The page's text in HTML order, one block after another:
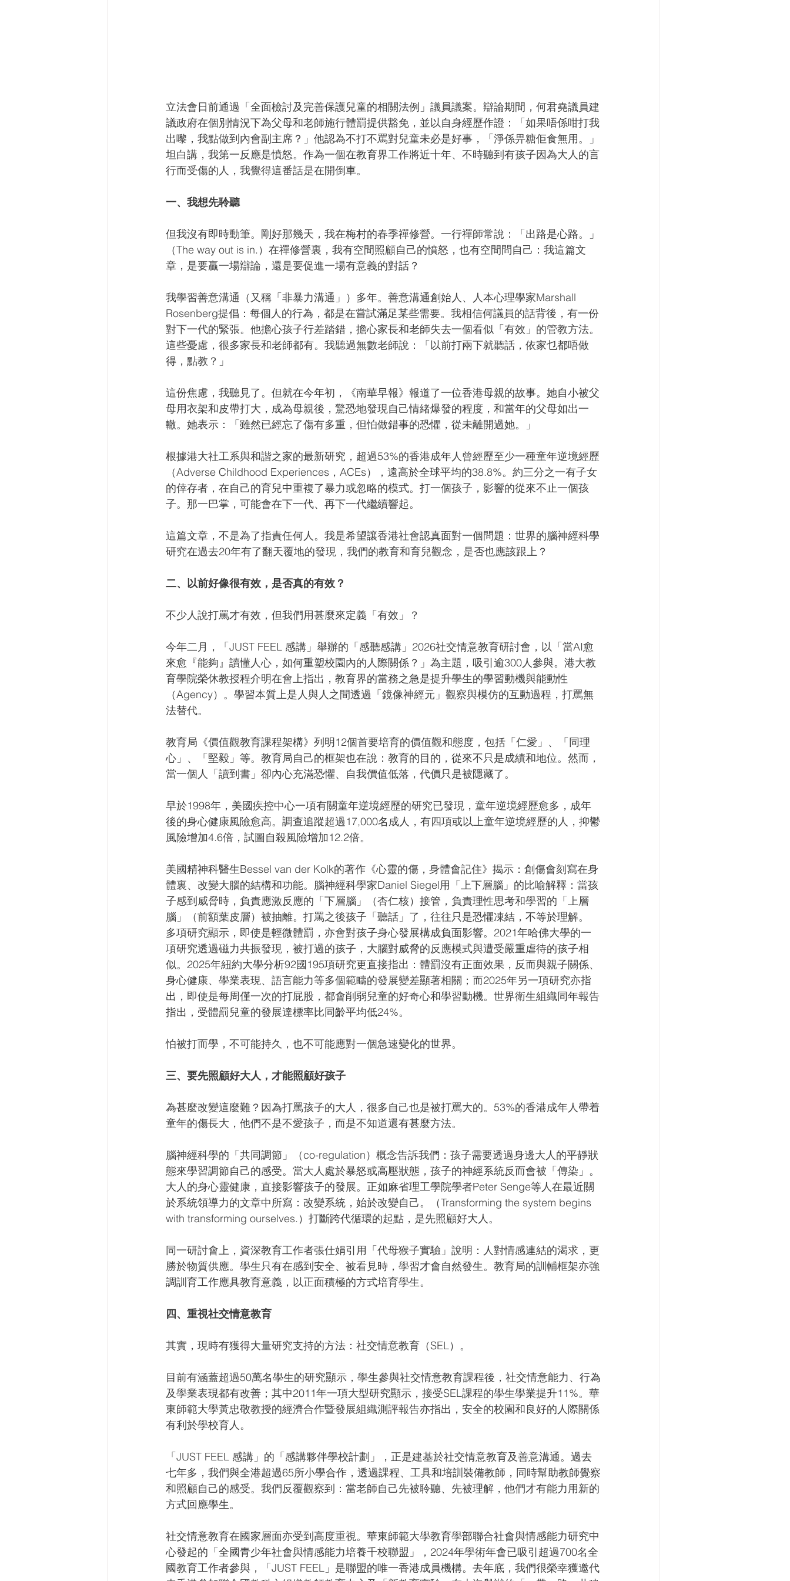
立法會日前通過「全面檢討及完善保護兒童的相關法例」議員議案。辯論期間，何君堯議員建
議政府在個別情況下為父母和老師施行體罰提供豁免，並以自身經歷作證：「如果唔係咁打我
出嚟，我點做到內會副主席？」他認為不打不罵對兒童未必是好事，「淨係畀糖佢食無用。」
坦白講，我第一反應是憤怒。作為一個在教育界工作將近十年、不時聽到有孩子因為大人的言
行而受傷的人，我覺得這番話是在開倒車。
一、我想先聆聽
但我沒有即時動筆。剛好那幾天，我在梅村的春季禪修營。一行禪師常說：「出路是心路。」
（The way out is in.）在禪修營裏，我有空間照顧自己的憤怒，也有空間問自己：我這篇文
章，是要贏一場辯論，還是要促進一場有意義的對話？
我學習善意溝通（又稱「非暴力溝通」）多年。善意溝通創始人、人本心理學家Marshall
Rosenberg提倡：每個人的行為，都是在嘗試滿足某些需要。我相信何議員的話背後，有一份
對下一代的緊張。他擔心孩子行差踏錯，擔心家長和老師失去一個看似「有效」的管教方法。
這些憂慮，很多家長和老師都有。我聽過無數老師說：「以前打兩下就聽話，依家乜都唔做
得，點教？」
這份焦慮，我聽見了。但就在今年初，《南華早報》報道了一位香港母親的故事。她自小被父
母用衣架和皮帶打大，成為母親後，驚恐地發現自己情緒爆發的程度，和當年的父母如出一
轍。她表示：「雖然已經忘了傷有多重，但怕做錯事的恐懼，從未離開過她。」
根據港大社工系與和諧之家的最新研究，超過53%的香港成年人曾經歷至少一種童年逆境經歷
（Adverse Childhood Experiences，ACEs），遠高於全球平均的38.8%。約三分之一有子女
的倖存者，在自己的育兒中重複了暴力或忽略的模式。打一個孩子，影響的從來不止一個孩
子。那一巴掌，可能會在下一代、再下一代繼續響起。
這篇文章，不是為了指責任何人。我是希望讓香港社會認真面對一個問題：世界的腦神經科學
研究在過去20年有了翻天覆地的發現，我們的教育和育兒觀念，是否也應該跟上？
二、以前好像很有效，是否真的有效？
不少人說打罵才有效，但我們用甚麼來定義「有效」？
今年二月，「JUST FEEL 感講」舉辦的「感聽感講」2026社交情意教育研討會，以「當AI愈
來愈『能夠』讀懂人心，如何重塑校園內的人際關係？」為主題，吸引逾300人參與。港大教
育學院榮休教授程介明在會上指出，教育界的當務之急是提升學生的學習動機與能動性
（Agency）。學習本質上是人與人之間透過「鏡像神經元」觀察與模仿的互動過程，打罵無
法替代。
教育局《價值觀教育課程架構》列明12個首要培育的價值觀和態度，包括「仁愛」、「同理
心」、「堅毅」等。教育局自己的框架也在說：教育的目的，從來不只是成績和地位。然而，
當一個人「讀到書」卻內心充滿恐懼、自我價值低落，代價只是被隱藏了。
早於1998年，美國疾控中心一項有關童年逆境經歷的研究已發現，童年逆境經歷愈多，成年
後的身心健康風險愈高。調查追蹤超過17,000名成人，有四項或以上童年逆境經歷的人，抑鬱
風險增加4.6倍，試圖自殺風險增加12.2倍。
美國精神科醫生Bessel van der Kolk的著作《心靈的傷，身體會記住》揭示：創傷會刻寫在身
體裏、改變大腦的結構和功能。腦神經科學家Daniel Siegel用「上下層腦」的比喻解釋：當孩
子感到威脅時，負責應激反應的「下層腦」（杏仁核）接管，負責理性思考和學習的「上層
腦」（前額葉皮層）被抽離。打罵之後孩子「聽話」了，往往只是恐懼凍結，不等於理解。
多項研究顯示，即使是輕微體罰，亦會對孩子身心發展構成負面影響。2021年哈佛大學的一
項研究透過磁力共振發現，被打過的孩子，大腦對威脅的反應模式與遭受嚴重虐待的孩子相
似。2025年紐約大學分析92國195項研究更直接指出：體罰沒有正面效果，反而與親子關係、
身心健康、學業表現、語言能力等多個範疇的發展變差顯著相關；而2025年另一項研究亦指
出，即使是每周僅一次的打屁股，都會削弱兒童的好奇心和學習動機。世界衛生組織同年報告
指出，受體罰兒童的發展達標率比同齡平均低24%。
怕被打而學，不可能持久，也不可能應對一個急速變化的世界。
三、要先照顧好大人，才能照顧好孩子
為甚麼改變這麼難？因為打罵孩子的大人，很多自己也是被打罵大的。53%的香港成年人帶着
童年的傷長大，他們不是不愛孩子，而是不知道還有甚麼方法。
腦神經科學的「共同調節」（co-regulation）概念告訴我們：孩子需要透過身邊大人的平靜狀
態來學習調節自己的感受。當大人處於暴怒或高壓狀態，孩子的神經系統反而會被「傳染」。
大人的身心靈健康，直接影響孩子的發展。正如麻省理工學院學者Peter Senge等人在最近關
於系統領導力的文章中所寫：改變系統，始於改變自己。（Transforming the system begins
with transforming ourselves.）打斷跨代循環的起點，是先照顧好大人。
同一研討會上，資深教育工作者張仕娟引用「代母猴子實驗」說明：人對情感連結的渴求，更
勝於物質供應。學生只有在感到安全、被看見時，學習才會自然發生。教育局的訓輔框架亦強
調訓育工作應具教育意義，以正面積極的方式培育學生。
四、重視社交情意教育
其實，現時有獲得大量研究支持的方法：社交情意教育（SEL）。
目前有涵蓋超過50萬名學生的研究顯示，學生參與社交情意教育課程後，社交情意能力、行為
及學業表現都有改善；其中2011年一項大型研究顯示，接受SEL課程的學生學業提升11%。華
東師範大學黃忠敬教授的經濟合作暨發展組織測評報告亦指出，安全的校園和良好的人際關係
有利於學校育人。
「JUST FEEL 感講」的「感講夥伴學校計劃」，正是建基於社交情意教育及善意溝通。過去
七年多，我們與全港超過65所小學合作，透過課程、工具和培訓裝備教師，同時幫助教師覺察
和照顧自己的感受。我們反覆觀察到：當老師自己先被聆聽、先被理解，他們才有能力用新的
方式回應學生。
社交情意教育在國家層面亦受到高度重視。華東師範大學教育學部聯合社會與情感能力研究中
心發起的「全國青少年社會與情感能力培養千校聯盟」，2024年學術年會已吸引超過700名全
國教育工作者參與，「JUST FEEL」是聯盟的唯一香港成員機構。去年底，我們很榮幸獲邀代